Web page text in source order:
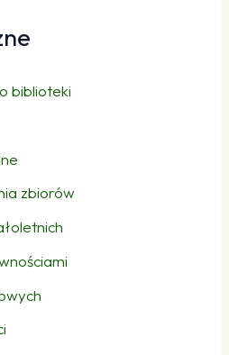
biblioteki
zbiorów